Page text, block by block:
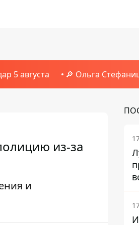
5 августа 🔎 Ольга
из-за
и